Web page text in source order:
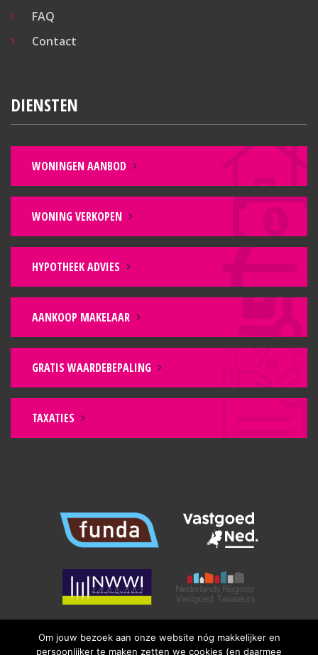
FAQ
Contact
DIENSTEN
WONINGEN AANBOD
WONING VERKOPEN
HYPOTHEEK ADVIES
AANKOOP MAKELAAR
GRATIS WAARDEBEPALING
TAXATIES
Om jouw bezoek aan onze website nóg makkelijker en
persoonlijker te maken zetten we cookies (en daarmee